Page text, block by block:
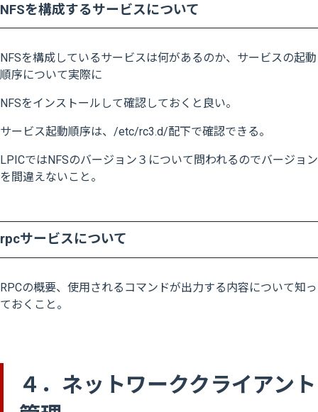
NFSを構成するサービスについて
NFSを構成しているサービスは何があるのか、サービスの起動
順序について実際に
NFSをインストールして確認しておくと良い。
サービス起動順序は、/etc/rc3.d/配下で確認できる。
LPICではNFSのバージョン３について問われるのでバージョン
を間違えないこと。
rpcサービスについて
RPCの概要、使用されるコマンドが出力する内容について知っ
ておくこと。
４．ネットワーククライアント